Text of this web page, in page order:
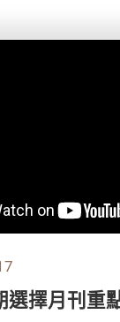
選擇月刊重